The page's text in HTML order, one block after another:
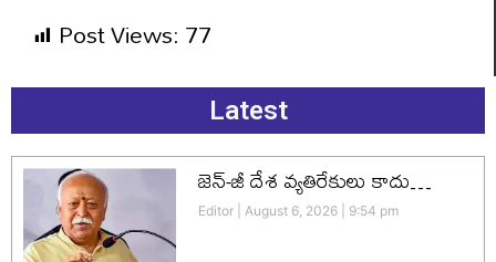
Post Views:77
Latest
జెన్-జీ దేశ వ్యతిరేకులు కాదు…
Editor August 6, 2026 9:54 pm